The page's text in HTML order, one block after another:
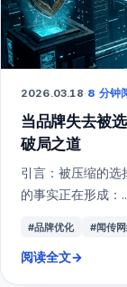
2026.03.18·8 分钟
当品牌失去被
破局之道
引言：被压缩的选
的事实正在形成：
#品牌优化 #闻传
阅读全文→